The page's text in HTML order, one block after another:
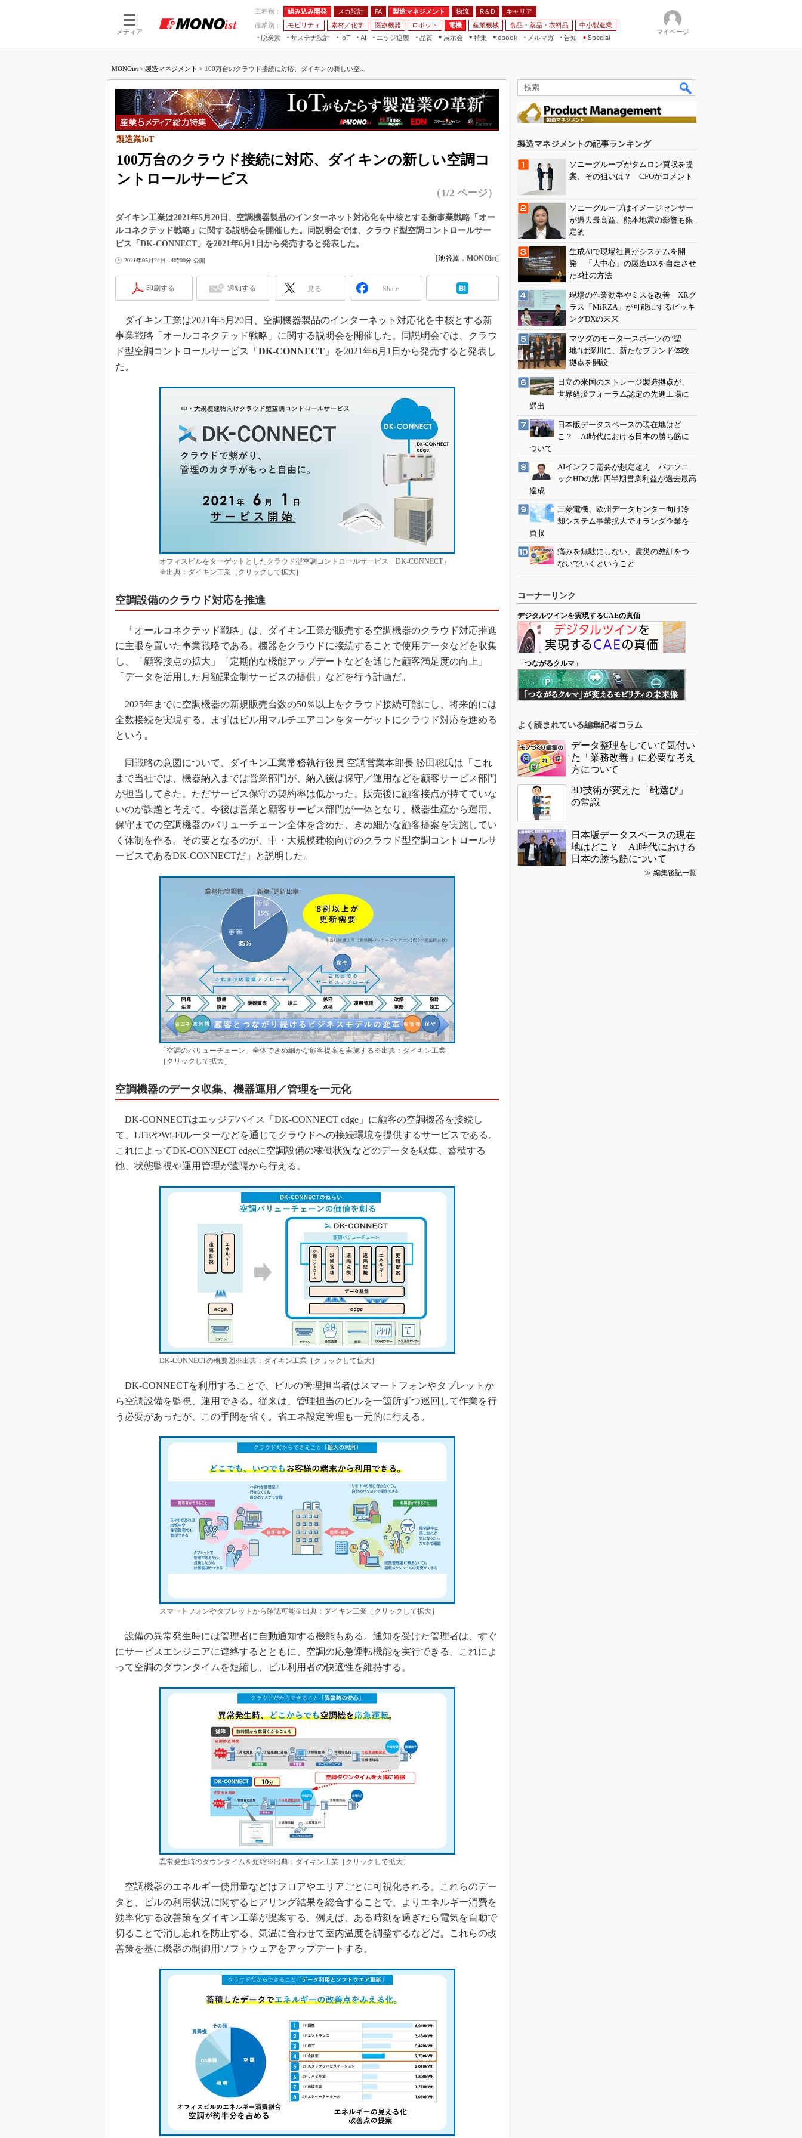
メディア
工程別： 組み込み開発 メカ設計 FA 製造マネジメント 物流 R＆D
キャリア
産業別：
モビリティ 素材／化学 医療機器 ロボット 電機 産業機械 食品・薬品・衣料品
中小製造業
脱炭素
サステナ設計
IoT
つながる工場
つながるサービス
AI
AI×設備保全
Physical AI
エッジ逆襲 品質
展示会
JIMTOF
組込み/エッジ コンピューティング
展＆IoT/5Gソリューション展
IIFES
国際ロボット展
ジャパンモビリティショー
TECHNO-FRONTIER
EdgeTech+
日本ものづくりワールド
産業オープンネット展
特集
つながるクルマ
5G
VR／AR
フィールドサービス
組み込み画像技術
車載ソフト開発
ISO26262
デジタルツインとCAE
インダストリー4.0
イノベーション
知財マネジメント
グローバル設計・開発
制御セキュリティ
新型コロナへの対応
ebook
製造マネジメント
FA
モビリティ
メルマガ
告知 Special
マイページ
MONOist > 製造マネジメント > 100万台のクラウド接続に対応、ダイキンの新しい空...
100万台のクラウド接続に対応、ダイキンの新しい空調コ
ントロールサービス
製造業IoT
（1/2 ページ）
ダイキン工業は2021年5月20日、空調機器製品のインターネット対応化を中核とする新事業戦略「オー
ルコネクテッド戦略」に関する説明会を開催した。同説明会では、クラウド型空調コントロールサー
ビス「DK-CONNECT」を2021年6月1日から発売すると発表した。
2021年05月24日 14時00分 公開 [池谷翼 ， MONOist]
印刷する 通知する 見る Share
ダイキン工業は2021年5月20日、空調機器製品のインターネット対応化を中核とする新
事業戦略「オールコネクテッド戦略」に関する説明会を開催した。同説明会では、クラウ
ド型空調コントロールサービス「 DK-CONNECT 」を2021年6月1日から発売すると発表し
た。
オフィスビルをターゲットとしたクラウド型空調コントロールサービス「DK-CONNECT」
※出典：ダイキン工業［クリックして拡大］
空調設備のクラウド対応を推進
「オールコネクテッド戦略」は、ダイキン工業が販売する空調機器のクラウド対応推進
に主眼を置いた事業戦略である。機器をクラウドに接続することで使用データなどを収集
し、「顧客接点の拡大」「定期的な機能アップデートなどを通じた顧客満足度の向上」
「データを活用した月額課金制サービスの提供」などを行う計画だ。
2025年までに空調機器の新規販売台数の50％以上をクラウド接続可能にし、将来的には
全数接続を実現する。まずはビル用マルチエアコンをターゲットにクラウド対応を進める
という。
同戦略の意図について、ダイキン工業常務執行役員 空調営業本部長 舩田聡氏は「これ
まで当社では、機器納入までは営業部門が、納入後は保守／運用などを顧客サービス部門
が担当してきた。ただサービス保守の契約率は低かった。販売後に顧客接点が持てていな
いのが課題と考えて、今後は営業と顧客サービス部門が一体となり、機器生産から運用、
保守までの空調機器のバリューチェーン全体を含めた、きめ細かな顧客提案を実施してい
く体制を作る。その要となるのが、中・大規模建物向けのクラウド型空調コントロールサ
ービスであるDK-CONNECTだ」と説明した。
「空調のバリューチェーン」全体できめ細かな顧客提案を実施する※出典：ダイキン工業
［クリックして拡大］
空調機器のデータ収集、機器運用／管理を一元化
DK-CONNECTはエッジデバイス「DK-CONNECT edge」に顧客の空調機器を接続し
て、LTEやWi-Fiルーターなどを通じてクラウドへの接続環境を提供するサービスである。
これによってDK-CONNECT edgeに空調設備の稼働状況などのデータを収集、蓄積する
他、状態監視や運用管理が遠隔から行える。
DK-CONNECTの概要図※出典：ダイキン工業［クリックして拡大］
DK-CONNECTを利用することで、ビルの管理担当者はスマートフォンやタブレットか
ら空調設備を監視、運用できる。従来は、管理担当のビルを一箇所ずつ巡回して作業を行
う必要があったが、この手間を省く。省エネ設定管理も一元的に行える。
スマートフォンやタブレットから確認可能※出典：ダイキン工業［クリックして拡大］
設備の異常発生時には管理者に自動通知する機能もある。通知を受けた管理者は、すぐ
にサービスエンジニアに連絡するとともに、空調の応急運転機能を実行できる。これによ
って空調のダウンタイムを短縮し、ビル利用者の快適性を維持する。
異常発生時のダウンタイムを短縮※出典：ダイキン工業［クリックして拡大］
空調機器のエネルギー使用量などはフロアやエリアごとに可視化される。これらのデー
タと、ビルの利用状況に関するヒアリング結果を総合することで、よりエネルギー消費を
効率化する改善策をダイキン工業が提案する。例えば、ある時刻を過ぎたら電気を自動で
切ることで消し忘れを防止する、気温に合わせて室内温度を調整するなどだ。これらの改
善策を基に機器の制御用ソフトウェアをアップデートする。
製造マネジメントの記事ランキング
ソニーグループがタムロン買収を提
案、その狙いは？ CFOがコメント
ソニーグループはイメージセンサー
が過去最高益、熊本地震の影響も限
定的
生成AIで現場社員がシステムを開
発 「人中心」の製造DXを自走させ
た3社の方法
現場の作業効率やミスを改善 XRグ
ラス「MiRZA」が可能にするピッキ
ングDXの未来
マツダのモータースポーツの“聖
地”は深川に、新たなブランド体験
拠点を開設
日立の米国のストレージ製造拠点が、
世界経済フォーラム認定の先進工場に
選出
日本版データスペースの現在地はど
こ？ AI時代における日本の勝ち筋に
ついて
AIインフラ需要が想定超え パナソニ
ックHDの第1四半期営業利益が過去最高
達成
三菱電機、欧州データセンター向け冷
却システム事業拡大でオランダ企業を
買収
痛みを無駄にしない、震災の教訓をつ
ないでいくということ
コーナーリンク
デジタルツインを実現するCAEの真価
「つながるクルマ」
よく読まれている編集記者コラム
データ整理をしていて気付い
た「業務改善」に必要な考え
方について
3D技術が変えた「靴選び」
の常識
日本版データスペースの現在
地はどこ？ AI時代における
日本の勝ち筋について
≫ 編集後記一覧